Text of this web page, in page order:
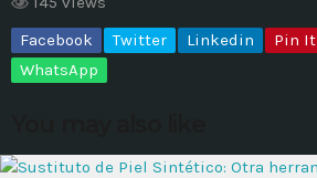
MOST UPVOTED
Facebook
Twitter Linkedin Pin It
WhatsApp